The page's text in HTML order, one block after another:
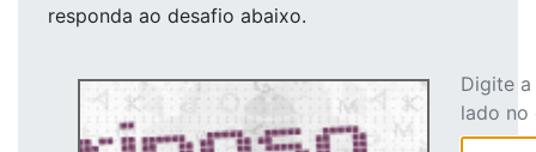
responda ao desafio abaixo.
Digite
lado no